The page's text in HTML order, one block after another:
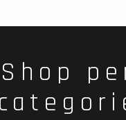
Shop